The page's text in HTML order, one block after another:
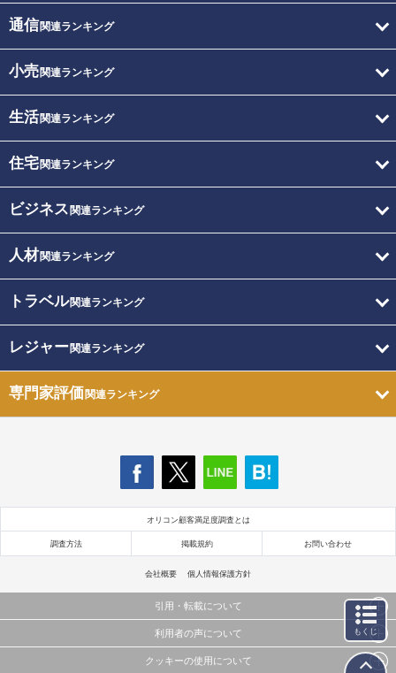
通信関連ランキング
小売関連ランキング
生活関連ランキング
住宅関連ランキング
ビジネス 関連ランキング
人材関連ランキング
トラベル関連ランキング
レジャー関連ランキング
専門家評価関連ランキング
オリコン顧客満足度調査とは
調査方法 掲載規約 お問い合わせ
会社概要 個人情報保護方針
引用・転載について
当サイトで公開されている情報（文字、写真、イラスト、画像データ等）及びこれらの配置・
これらの情報を権利者の許可なく無断転載・複製などの二次利用を行うことは固く禁じており
利用者の声について
当サイトに掲載している内容はすべてサービスの利用者が提出された見解・感想です。
クッキーの使用について
もくじ